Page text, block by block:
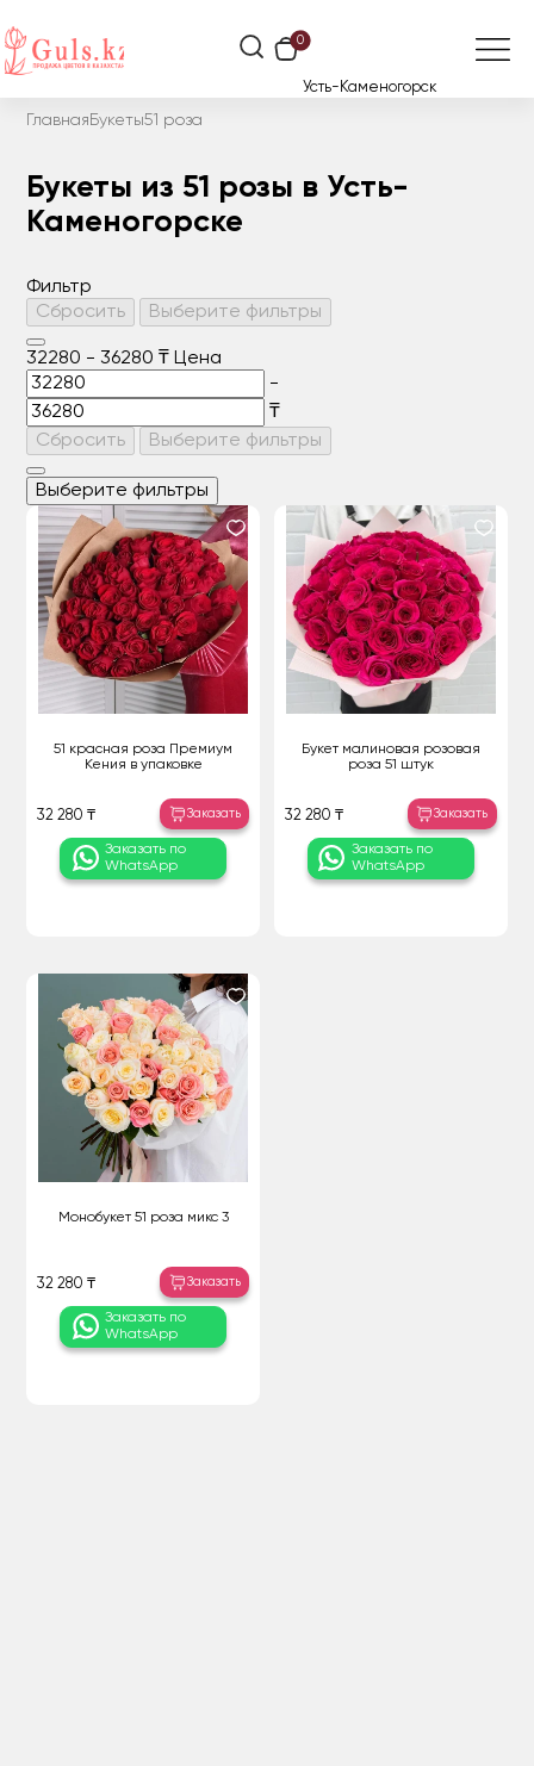
0
Усть-Каменогорск
Главная Букеты51 роза
Букеты из 51 розы в Усть-
Каменогорске
Фильтр
Сбросить
Выберите фильтры
32280 - 36280 ₸ Цена
-
₸
Сбросить
Выберите фильтры
Выберите фильтры
51 красная роза Премиум
Кения в упаковке
32 280 ₸ Заказать
Заказать по
WhatsApp
Букет малиновая розовая
роза 51 штук
32 280 ₸ Заказать
Заказать по
WhatsApp
Монобукет 51 роза микс 3
32 280 ₸ Заказать
Заказать по
WhatsApp